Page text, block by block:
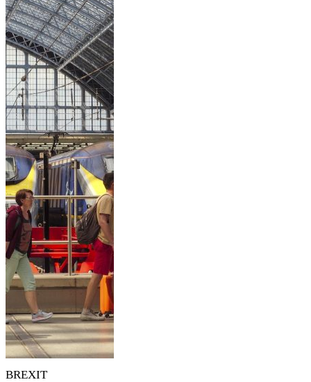
BREXIT